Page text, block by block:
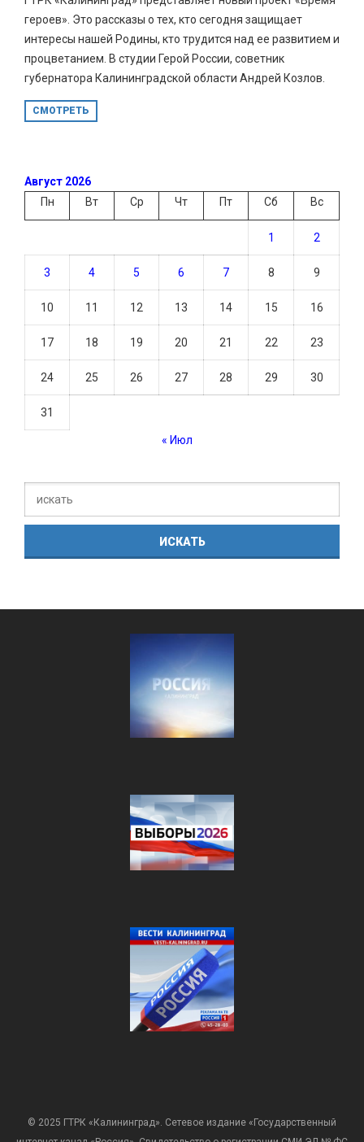
героев». Это рассказы о тех, кто сегодня защищает
интересы нашей Родины, кто трудится над ее развитием и
процветанием. В студии Герой России, советник
губернатора Калининградской области Андрей Козлов.
СМОТРЕТЬ
Август 2026
Пн
Вт Ср Чт Пт Сб Вс
1 2
3 4 5 6 7 8 9
10 11 12 13 14 15 16
17 18 19 20 21 22 23
24 25 26 27 28 29 30
31
« Июл
© 2025 ГТРК «Калининград». Сетевое издание «Государственный